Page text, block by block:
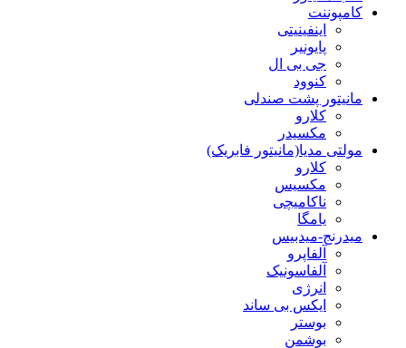
کامپوننت
اینفینیتی
پایونیر
جی بی ال
کنوود
مانیتور پشت صندلی
کلارو
مکسیدر
مولتی مدیا(مانیتور فابریک)
کلارو
مکسیس
ناکامیچی
یامگا
میدرنج-میدبیس
آلفاپرو
آلفاسونیک
انرژی
ایکس بی ساند
بوستر
بوشمن